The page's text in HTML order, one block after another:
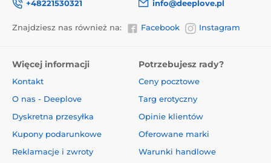
+48221530321
info@deeplove.pl
Znajdziesz nas również na: Facebook Instagram
Więcej informacji
Kontakt
O nas - Deeplove
Dyskretna przesyłka
Kupony podarunkowe
Reklamacje i zwroty
Potrzebujesz rady?
Ceny pocztowe
Targ erotyczny
Opinie klientów
Oferowane marki
Warunki handlowe